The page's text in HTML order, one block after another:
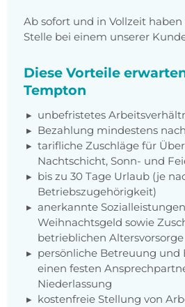
Ab sofort und in Vollzeit
Stelle bei einem unserer
Diese Vorteile
Tempton
unbefristetes
Bezahlung mindestens
tarifliche Zuschläge für
Nachtschicht, Sonn- und
bis zu 30 Tage Urlaub (je
Betriebszugehörigkeit)
anerkannte
Weihnachtsgeld sowie
betrieblichen Altersvorsorge
persönliche Betreuung und
einen festen
Niederlassung
kostenfreie Stellung von